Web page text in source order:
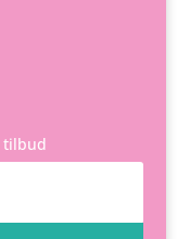
tilbud